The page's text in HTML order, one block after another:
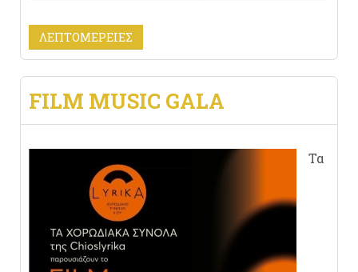
ΛΕΠΤΟΜΈΡΕΙΕΣ
FILM MUSIC GALA
Τα